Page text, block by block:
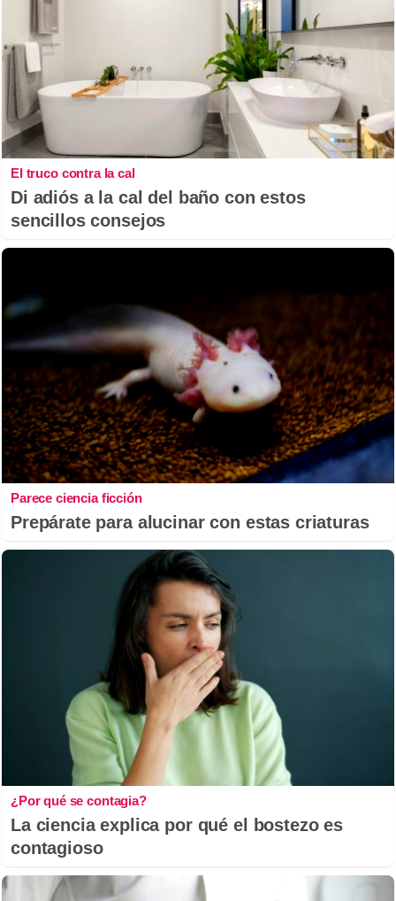
El truco contra la cal
Di adiós a la cal del baño con estos
sencillos consejos
Parece ciencia ficción
Prepárate para alucinar con estas criaturas
¿Por qué se contagia?
La ciencia explica por qué el bostezo es
contagioso